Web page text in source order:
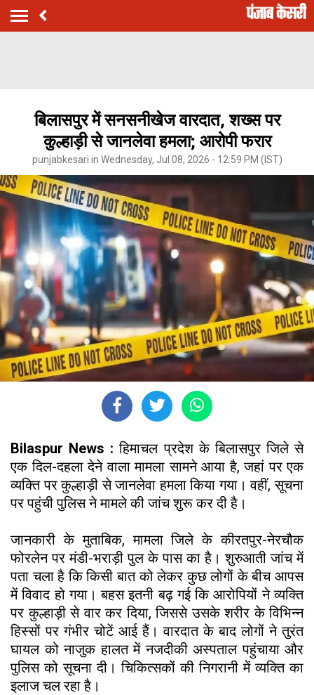
बिलासपुर में सनसनीखेज वारदात, शख्स पर
कुल्हाड़ी से जानलेवा हमला; आरोपी फरार
punjabkesari.in Wednesday, Jul 08, 2026 - 12:59 PM (IST)
Bilaspur News : हिमाचल प्रदेश के बिलासपुर जिले से
एक दिल-दहला देने वाला मामला सामने आया है, जहां पर एक
व्यक्ति पर कुल्हाड़ी से जानलेवा हमला किया गया। वहीं, सूचना
पर पहुंची पुलिस ने मामले की जांच शुरू कर दी है।
जानकारी के मुताबिक, मामला जिले के कीरतपुर-नेरचौक
फोरलेन पर मंडी-भराड़ी पुल के पास का है। शुरुआती जांच में
पता चला है कि किसी बात को लेकर कुछ लोगों के बीच आपस
में विवाद हो गया। बहस इतनी बढ़ गई कि आरोपियों ने व्यक्ति
पर कुल्हाड़ी से वार कर दिया, जिससे उसके शरीर के विभिन्न
हिस्सों पर गंभीर चोटें आई हैं। वारदात के बाद लोगों ने तुरंत
घायल को नाजुक हालत में नजदीकी अस्पताल पहुंचाया और
पुलिस को सूचना दी। चिकित्सकों की निगरानी में व्यक्ति का
इलाज चल रहा है।